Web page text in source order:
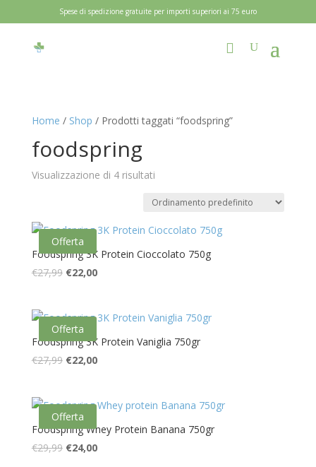
Spese di spedizione gratuite per importi superiori ai 75 euro
Home / Shop / Prodotti taggati “foodspring”
foodspring
Visualizzazione di 4 risultati
Offerta
Foodspring 3K Protein Cioccolato 750g
€27,99 Il
era:
€27,99.
€22,00Il
è:
€22,00.
Offerta
Foodspring 3K Protein Vaniglia 750gr
€27,99 Il
era:
€27,99.
€22,00Il
è:
€22,00.
Offerta
Foodspring Whey Protein Banana 750gr
€29,99 Il
€24,00Il